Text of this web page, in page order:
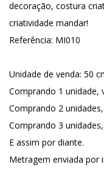
decoração, costura
criatividade mandar!
Referência: MI010
Unidade de venda: 50
Comprando 1 unidade,
Comprando 2
Comprando 3
E assim por diante.
Metragem enviada por